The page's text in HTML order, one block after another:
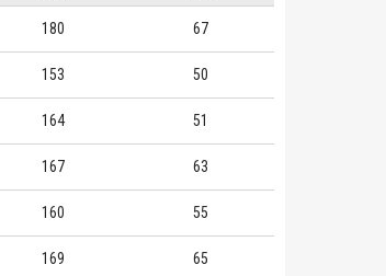
180 67
153 50
164 51
167 63
160 55
169 65